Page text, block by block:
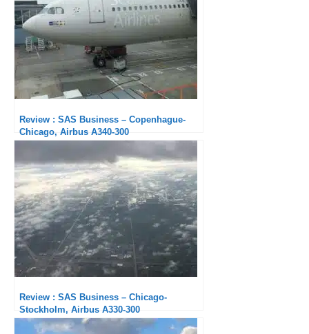
Review : SAS Business – Copenhague-
Chicago, Airbus A340-300
Review : SAS Business – Chicago-
Stockholm, Airbus A330-300